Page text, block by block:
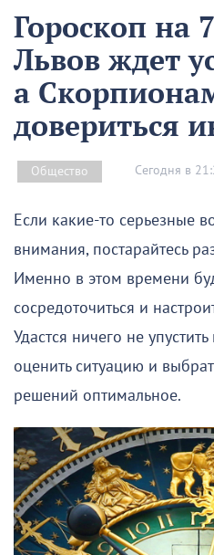
Гороскоп на
Львов ждет
а
довериться
Общество Сегодня в
Если какие-то серьезные
внимания, постарайтесь
Именно в этом времени
сосредоточиться и
Удастся ничего не
оценить ситуацию и
решений оптимальное.